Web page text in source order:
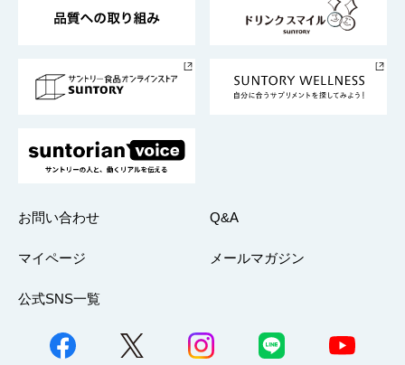
採用情報
お問い合わせ Q&A
マイページ メールマガジン
公式SNS一覧